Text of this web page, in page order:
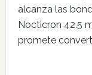
alcanza las
Nocticron 42.5
promete